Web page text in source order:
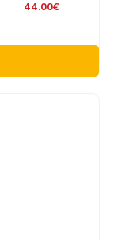
44.00€